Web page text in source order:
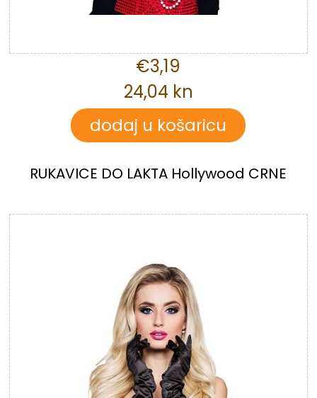
€3,19
24,04 kn
RUKAVICE DO LAKTA Hollywood CRNE